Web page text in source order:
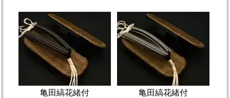
亀田縞花緒付
亀田縞花緒付